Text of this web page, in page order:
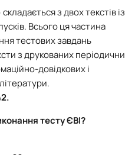
складається з двох текстів із
Всього ця частина
тестових завдань
з друкованих
довідкових і
тесту ЄВІ?